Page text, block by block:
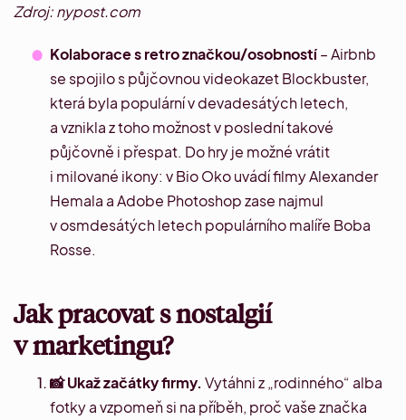
Zdroj: nypost.com
Kolaborace s retro značkou/osobností– Airbnb
se spojilo s půjčovnou videokazetBlockbuster,
která byla populární v devadesátých letech,
a vznikla z toho možnost v poslední takové
půjčovně i přespat. Do hry je možné vrátit
i milované ikony: v Bio Oko uvádí filmyAlexander
Hemala a Adobe Photoshop zase najmul
v osmdesátých letech populárního malíře Boba
Rosse.
Jak pracovat s nostalgií
v marketingu?
📸 Ukaž začátky firmy. Vytáhni z„rodinného“ alba
fotky a vzpomeň si na příběh, proč vaše značka